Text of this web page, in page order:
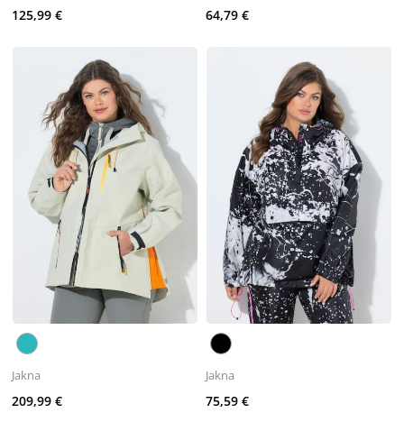
125,99 € 64,79 €
Jakna
209,99 €
Jakna
75,59 €